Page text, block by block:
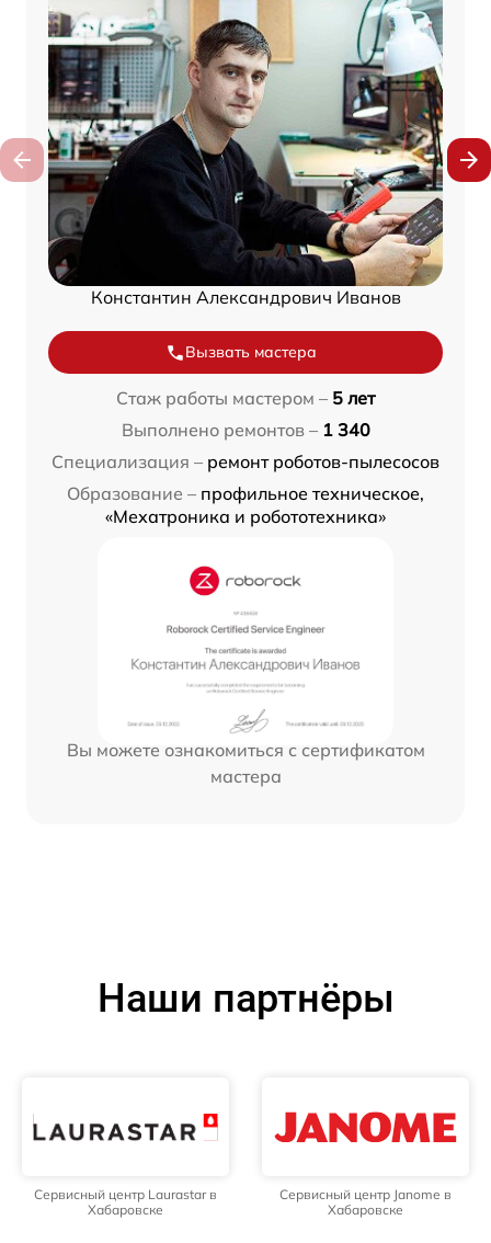
Константин Александрович Иванов
Вызвать мастера
Стаж работы мастером – 5 лет
Выполнено ремонтов – 1 340
Специализация – ремонт роботов-пылесосов
Образование – профильное техническое,
«Мехатроника и робототехника»
Вы можете ознакомиться с сертификатом
мастера
Наши партнёры
Сервисный центр Laurastar в
Хабаровске
Сервисный центр Janome в
Хабаровске